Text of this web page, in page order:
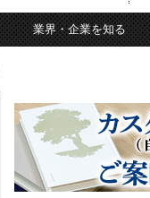
業界・企業を知る